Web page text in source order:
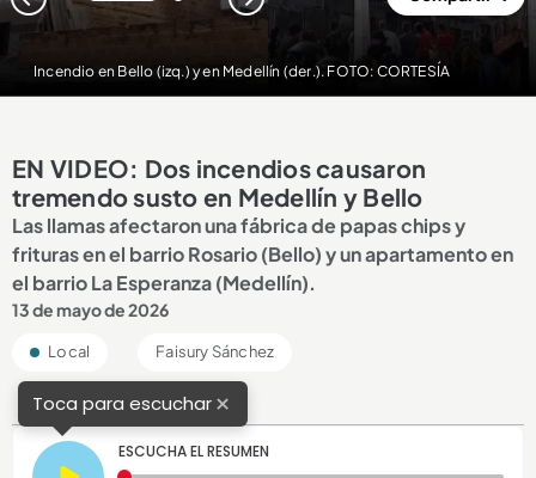
Incendio en Bello (izq.) y en Medellín (der.). FOTO: CORTESÍA
EN VIDEO: Dos incendios causaron
tremendo susto en Medellín y Bello
Las llamas afectaron una fábrica de papas chips y
frituras en el barrio Rosario (Bello) y un apartamento en
el barrio La Esperanza (Medellín).
13 de mayo de 2026
Local Faisury Sánchez
Toca para escuchar×
ESCUCHA EL RESUMEN